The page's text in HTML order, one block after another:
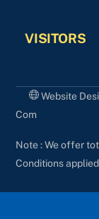
VISITORS
Website
Com
Note : We offer
Conditions